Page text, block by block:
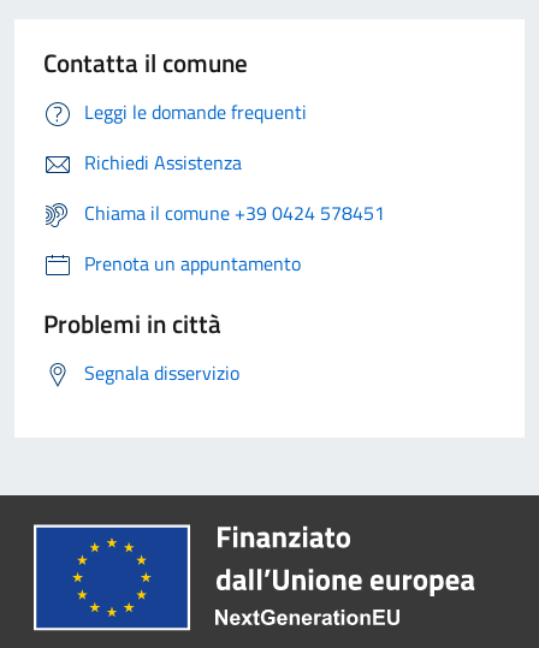
Contatta il comune
Leggi le domande frequenti
Richiedi Assistenza
Chiama il comune +39 0424 578451
Prenota un appuntamento
Problemi in città
Segnala disservizio